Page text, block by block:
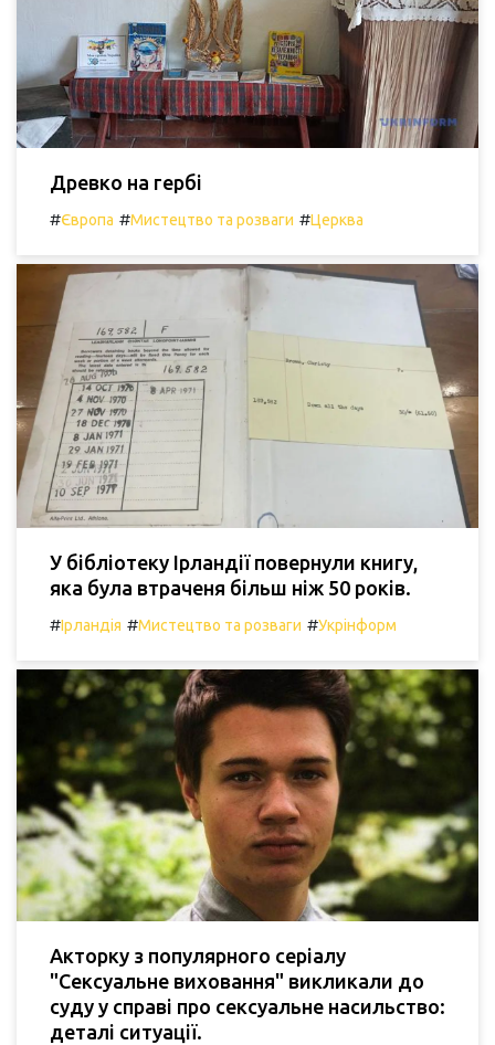
Древко на гербі
#Європа #Мистецтво та розваги #Церква
У бібліотеку Ірландії повернули книгу,
яка була втраченя більш ніж 50 років.
#Ірландія #Мистецтво та розваги #Укрінформ
Акторку з популярного серіалу
"Сексуальне виховання" викликали до
суду у справі про сексуальне насильство:
деталі ситуації.